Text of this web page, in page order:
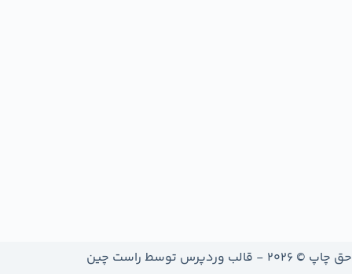
حق چاپ © 2026 - قالب وردپرس توسط راست چین